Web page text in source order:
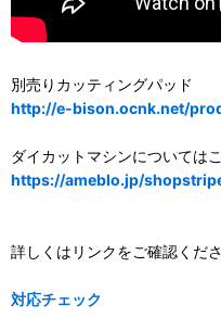
別売りカッティングパッド
http://e-bison.ocnk.net/
ダイカットマシンについては
https://ameblo.jp/
詳しくはリンクをご確認くださ
対応チェック